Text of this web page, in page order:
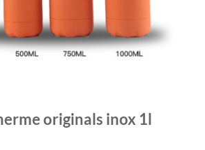
originals inox 1l